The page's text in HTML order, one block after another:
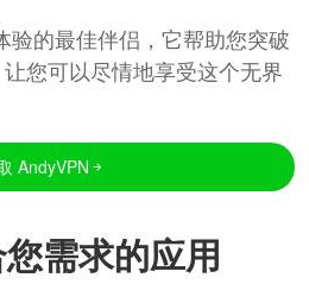
验的最佳伴侣，它帮助您突破
您可以尽情地享受这个无界
AndyVPN
需求的应用